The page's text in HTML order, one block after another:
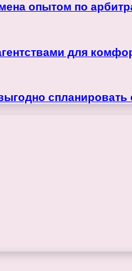
опытом по
для
спланировать